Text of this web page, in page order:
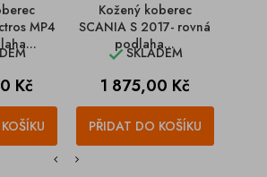
MP4
Kč
Kožený koberec
SCANIA S 2017- rovná
podlaha...
SKLADEM
Cena
1 875,00 Kč
PŘIDAT DO KOŠÍKU